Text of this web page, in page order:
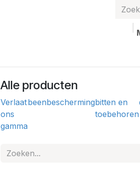
Alle producten
Verlaat
ons
gamma
beenbeschermingbitten en
toebehoren